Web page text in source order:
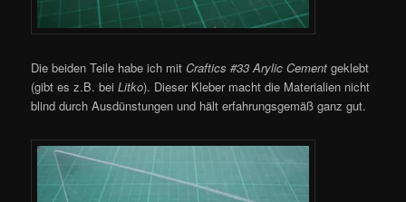
Die beiden Teile habe ich mitCraftics #33 Arylic Cement geklebt
(gibt es z.B. beiLitko). Dieser Kleber macht die Materialien nicht
blind durch Ausdünstungen und hält erfahrungsgemäß ganz gut.